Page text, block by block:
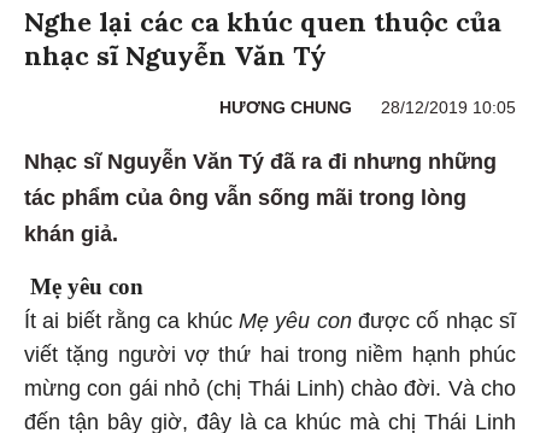
Nghe lại các ca khúc quen thuộc của
nhạc sĩ Nguyễn Văn Tý
HƯƠNG CHUNG 28/12/2019 10:05
Nhạc sĩ Nguyễn Văn Tý đã ra đi nhưng những
tác phẩm của ông vẫn sống mãi trong lòng
khán giả.
Mẹ yêu con
Ít ai biết rằng ca khúc Mẹ yêu conđược cố nhạc sĩ
viết tặng người vợ thứ hai trong niềm hạnh phúc
mừng con gái nhỏ (chị Thái Linh) chào đời. Và cho
đến tận bây giờ, đây là ca khúc mà chị Thái Linh